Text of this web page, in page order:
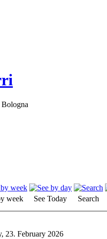
Bologna
week See Today Search
23. February 2026